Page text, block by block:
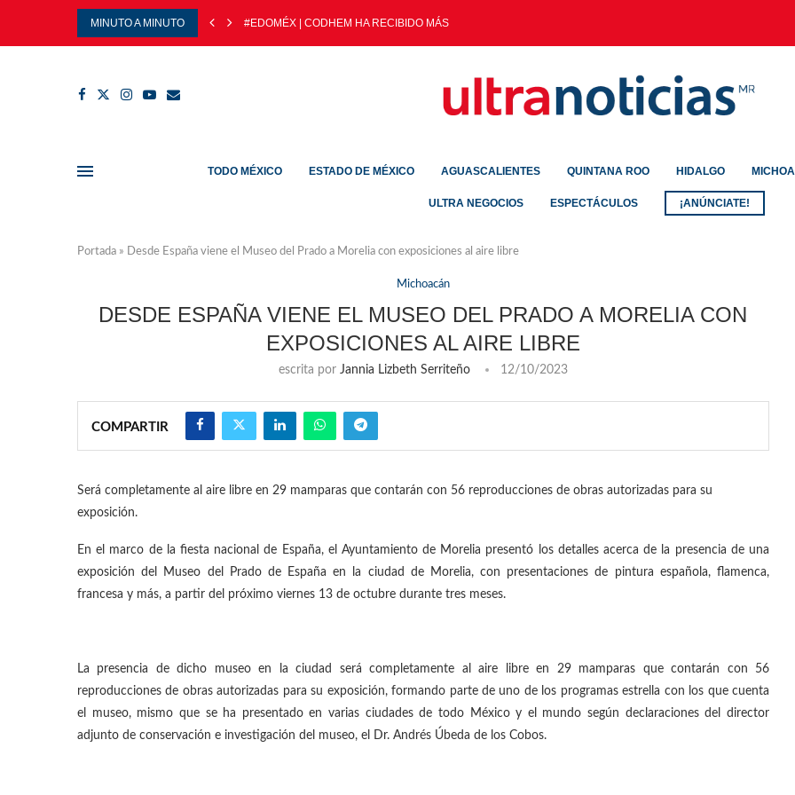
MINUTO A MINUTO #EDOMÉX | CODHEM HA RECIBIDO MÁS DE 3...
TODO MÉXICO ESTADO DE MÉXICO AGUASCALIENTES QUINTANA ROO HIDALGO
ULTRA NEGOCIOS ESPECTÁCULOS ¡ANÚNCIATE!
Portada » Desde España viene el Museo del Prado a Morelia con exposiciones al aire libre
Michoacán
DESDE ESPAÑA VIENE EL MUSEO DEL PRADO A MORELIA CON
EXPOSICIONES AL AIRE LIBRE
escrita por Jannia Lizbeth Serriteño 12/10/2023
COMPARTIR
Será completamente al aire libre en 29 mamparas que contarán con 56 reproducciones de obras autorizadas para su
exposición.
En el marco de la fiesta nacional de España, el Ayuntamiento de Morelia presentó los detalles acerca de la presencia de una
exposición del Museo del Prado de España en la ciudad de Morelia, con presentaciones de pintura española, flamenca,
francesa y más, a partir del próximo viernes 13 de octubre durante tres meses.
La presencia de dicho museo en la ciudad será completamente al aire libre en 29 mamparas que contarán con 56
reproducciones de obras autorizadas para su exposición, formando parte de uno de los programas estrella con los que cuenta
el museo, mismo que se ha presentado en varias ciudades de todo México y el mundo según declaraciones del director
adjunto de conservación e investigación del museo, el Dr. Andrés Úbeda de los Cobos.